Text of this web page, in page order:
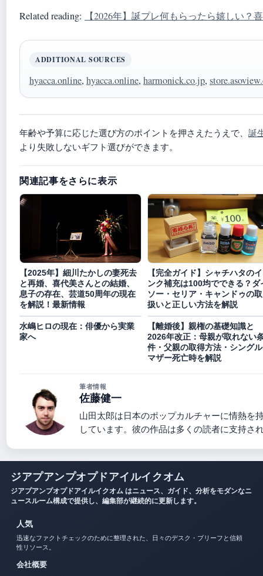
Related reading: 【2026年】誕プレ何もらったら嬉しい？
ADDITIONAL SOURCES
hyacca.online, hyacca.online, harmonick.co.jp,
年齢や予算に応じた選び方のポイントを押さえたうえで、 誕
より失敗しないギフト選びができます。
関連記事をさらに表示
【2025年】細川たかしの妻死去
と再婚、喜代美さんとの結婚、
息子の存在、芸道50周年の現在
を解説！最新情報
【完全ガイド】シャチハタのイ
ンク補充は100均でできる？ダ
ソー・セリア・キャンドゥの取
扱いと正しい方法を解説
水嶋ヒロの現在：俳優から実業
家へ
【離婚後】親権の基礎知識と
2026年改正：母親が取れない
件・父親の取得方法・シングル
マザー死亡時を解説
筆者情報
佐藤健一
山田太郎は日本のポップカルチャーに情熱を
しています。彼の作品は多くの読者に支持さ
ジアプアンプオプドアイルイクオム
ジアプアンプオプドアイルイクオム はニュース、ガイド、分析をモダンなニ
ュースルーム構成で提供し、編集部が継続的に更新します。
人気
迅速なファクトチェックのために整理された、日々のデスク・ブリーフと信頼
性リソース。
会社概要